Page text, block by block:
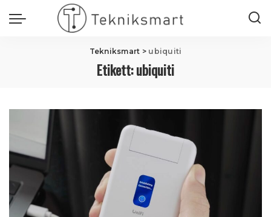
Tekniksmart > ubiquiti
Etikett:ubiquiti